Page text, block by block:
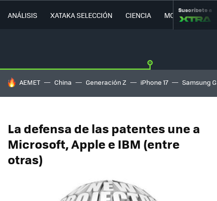
ANÁLISIS XATAKA SELECCIÓN CIENCIA MOVILIDAD
Suscríbete a
HOY SE HABLA DE
AEMET China Generación Z iPhone 17 Samsung
La defensa de las patentes une a
Microsoft, Apple e IBM (entre
otras)